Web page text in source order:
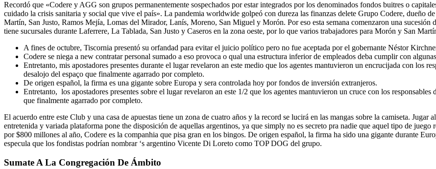
Recordó que «Codere y AGG son grupos permanentemente sospechados por estar integrados por los denominados fondos buitres o
cuidado la crisis sanitaria y social que vive el país». La pandemia worldwide golpeó con dureza las finanzas delete Grupo Codere, dueño
Martín, San Justo, Ramos Mejía, Lomas del Mirador, Lanís, Moreno, San Miguel y Morón. Por eso esta semana comenzaron una sucesión
tiene sucursales durante Laferrere, La Tablada, San Justo y Caseros en la zona oeste, por lo que varios trabajadores para Morón y San
A fines de octubre, Tiscornia presentó su orfandad para evitar el juicio político pero no fue aceptada por el gobernante Néstor
Codere se niega a new contratar personal sumado a eso provoca o qual una estructura inferior de empleados deba cumplir con
Entretanto, mis apostadores presentes durante el lugar revelaron an este medio que los agentes mantuvieron un encrucijada con los
desalojo del espaço que finalmente agarrado por completo.
De origen español, la firma es una gigante sobre Europa y sera controlada hoy por fondos de inversión extranjeros.
Entretanto, los apostadores presentes sobre el lugar revelaron an este 1/2 que los agentes mantuvieron un cruce con los
que finalmente agarrado por completo.
El acuerdo entre este Club y una casa de apuestas tiene un zona de cuatro años y la record se lucirá en las mangas sobre la camiseta.
entretenida y variada plataforma pone the disposición de aquellas argentinos, ya que simply no es secreto pra nadie que aquel tipo de
por $800 millones al año, Codere es la companhia que pisa gran en los bingos. De origen español, la firma ha sido una gigante durante
especula que los fondistas podrían nombrar ‘s argentino Vicente Di Loreto como TOP DOG del grupo.
Sumate A La Congregación De Ámbito